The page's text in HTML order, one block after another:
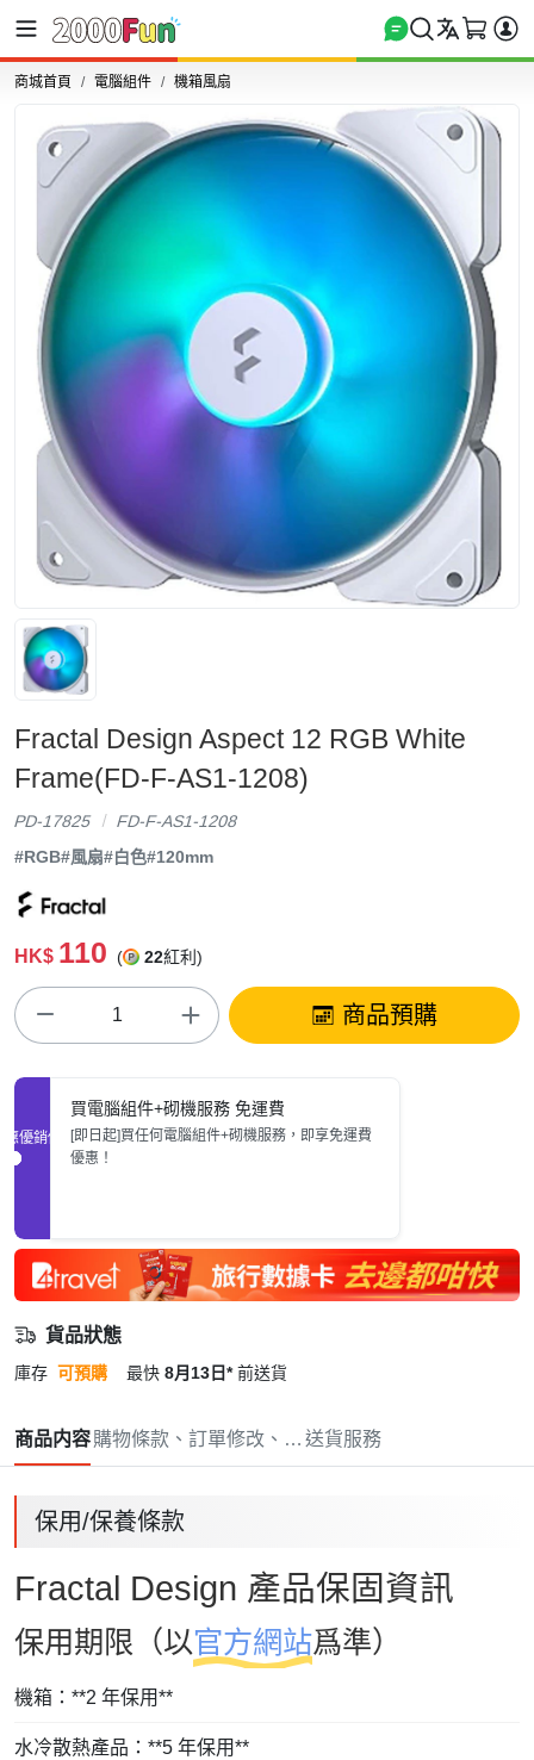
商城首頁 電腦組件 機箱風扇
Fractal Design Aspect 12 RGB White
Frame(FD-F-AS1-1208)
PD-17825
FD-F-AS1-1208
#RGB#風扇#白色#120mm
HK$ 110 ( 22紅利)
商品預購
促銷優惠
買電腦組件+砌機服務 免運費
[即日起]買任何電腦組件+砌機服務，即享免運費
優惠！
貨品狀態
庫存 可預購 最快 8月13日* 前送貨
商品内容購物條款、訂單修改、取消與退款政策
送貨服務
保用/保養條款
Fractal Design 產品保固資訊
保用期限（以官方網站爲準）
機箱：**2 年保用**
水冷散熱產品：**5 年保用**